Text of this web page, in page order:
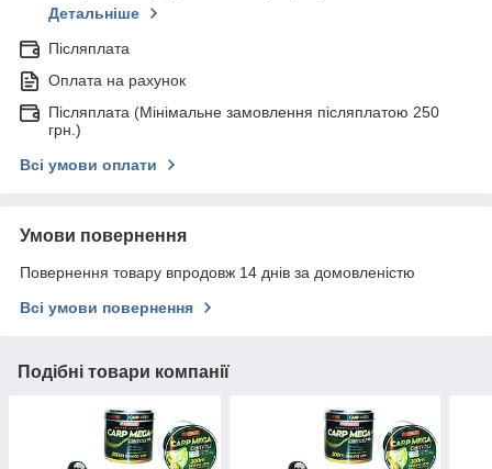
Детальніше
Післяплата
Оплата на рахунок
Післяплата (Мінімальне замовлення післяплатою 250
грн.)
Всі умови оплати
Умови повернення
Повернення товару впродовж 14 днів за домовленістю
Всі умови повернення
Подібні товари компанії